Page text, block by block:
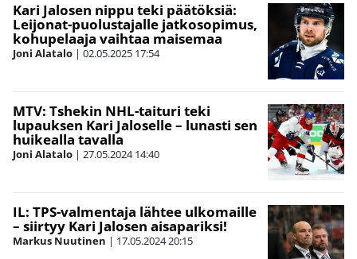
Kari Jalosen nippu teki päätöksiä:
Leijonat-puolustajalle jatkosopimus,
kohupelaaja vaihtaa maisemaa
Joni Alatalo | 02.05.2025 17:54
MTV: Tshekin NHL-taituri teki
lupauksen Kari Jaloselle – lunasti sen
huikealla tavalla
Joni Alatalo | 27.05.2024 14:40
IL: TPS-valmentaja lähtee ulkomaille
– siirtyy Kari Jalosen aisapariksi!
Markus Nuutinen | 17.05.202420:15